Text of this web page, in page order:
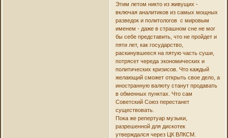
Этим летом никто из живущих -
включая аналитиков из самых мощных
разведок и политологов с мировым
именем - даже в страшном сне не мог
бы себе представить, что не пройдет и
пяти лет, как государство,
раскинувшееся на пятую часть суши,
потрясет череда экономических и
политических кризисов. Что каждый
желающий сможет открыть свое дело, а
иностранную валюту станут продавать
в обменных пунктах. Что сам
Советский Союз перестанет
существовать.
Пока же репертуар музыки,
разрешенной для дискотек
утверждался через ЦК ВЛКСМ.